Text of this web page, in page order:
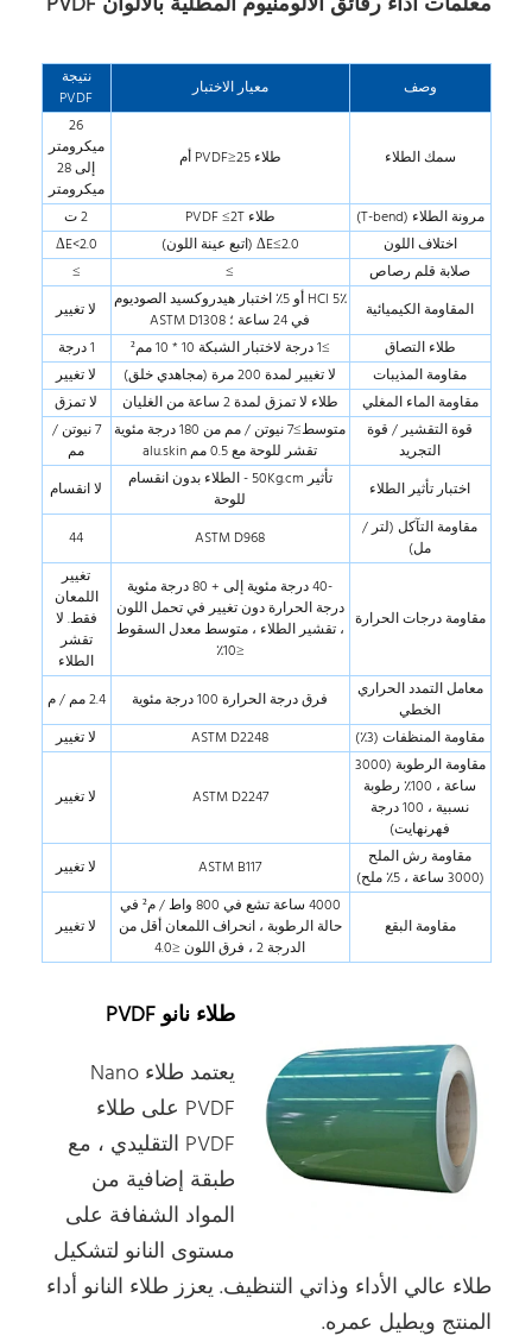
وصف معيار الاختبار
نتيجة
PVDF
سمك الطلاء طلاء PVDF≥25 أم
26
ميكرومتر
إلى 28
ميكرومتر
مرونة الطلاء (T-bend)
طلاء PVDF ≤2T
2 ت
اختلاف اللون
ΔE≤2.0 (اتبع عينة اللون)
ΔE<2.0
صلابة قلم رصاص
≥
≥
المقاومة الكيميائية
5٪ HCl أو 5٪ اختبار هيدروكسيد الصوديوم
في 24 ساعة ؛ ASTM D1308
لا تغيير
طلاء التصاق
≥1 درجة لاختبار الشبكة 10 * 10 مم²
1 درجة
مقاومة المذيبات
لا تغيير لمدة 200 مرة (مجاهدي خلق)
لا تغيير
مقاومة الماء المغلي
طلاء لا تمزق لمدة 2 ساعة من الغليان
لا تمزق
قوة التقشير / قوة
التجريد
متوسط≥7 نيوتن / مم من 180 درجة مئوية
تقشر للوحة مع 0.5 مم alu.skin
7 نيوتن /
مم
اختبار تأثير الطلاء
تأثير 50Kg.cm - الطلاء بدون انقسام
للوحة
لا انقسام
مقاومة التآكل (لتر /
مل)
ASTM D968
44
مقاومة درجات الحرارة
-40 درجة مئوية إلى + 80 درجة مئوية
درجة الحرارة دون تغيير في تحمل اللون
، تقشير الطلاء ، متوسط معدل السقوط
≤10٪
تغيير
اللمعان
فقط. لا
تقشر
الطلاء
معامل التمدد الحراري
الخطي
فرق درجة الحرارة 100 درجة مئوية
2.4 مم / م
مقاومة المنظفات (3٪)
ASTM D2248
لا تغيير
مقاومة الرطوبة (3000
ساعة ، 100٪ رطوبة
نسبية ، 100 درجة
فهرنهايت)
ASTM D2247 لا تغيير
مقاومة رش الملح
(3000 ساعة ، 5٪ ملح)
ASTM B117 لا تغيير
مقاومة البقع
4000 ساعة تشع في 800 واط / م² في
حالة الرطوبة ، انحراف اللمعان أقل من
الدرجة 2 ، فرق اللون ≤4.0
لا تغيير
طلاء نانو PVDF
يعتمد طلاء Nano
PVDF على طلاء
PVDF التقليدي ، مع
طبقة إضافية من
المواد الشفافة على
مستوى النانو لتشكيل
طلاء عالي الأداء وذاتي التنظيف. يعزز طلاء النانو أداء
المنتج ويطيل عمره.